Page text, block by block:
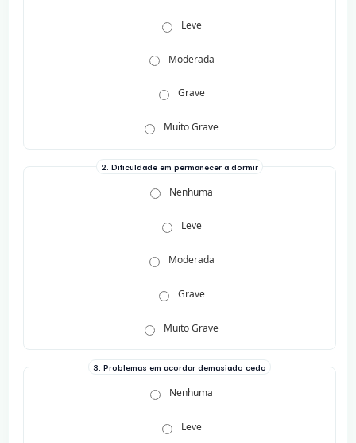
Leve
Moderada
Grave
Muito Grave
2. Dificuldade em permanecer a dormir
Nenhuma
Leve
Moderada
Grave
Muito Grave
3. Problemas em acordar demasiado cedo
Nenhuma
Leve